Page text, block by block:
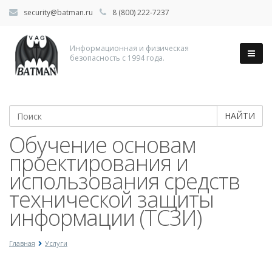
security@batman.ru 8 (800) 222-7237
Информационная и физическая
безопасность с 1994 года.
НАЙТИ
Обучение основам
проектирования и
использования средств
технической защиты
информации (ТСЗИ)
Главная Услуги